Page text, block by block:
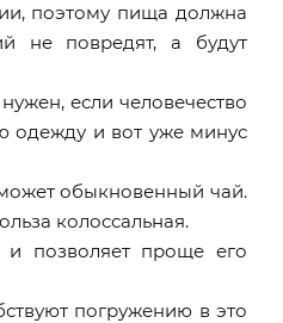
поэтому пища должна
не повредят, а будут
если человечество
одежду и вот уже минус
обыкновенный чай.
колоссальная.
и позволяет проще его
погружению в это